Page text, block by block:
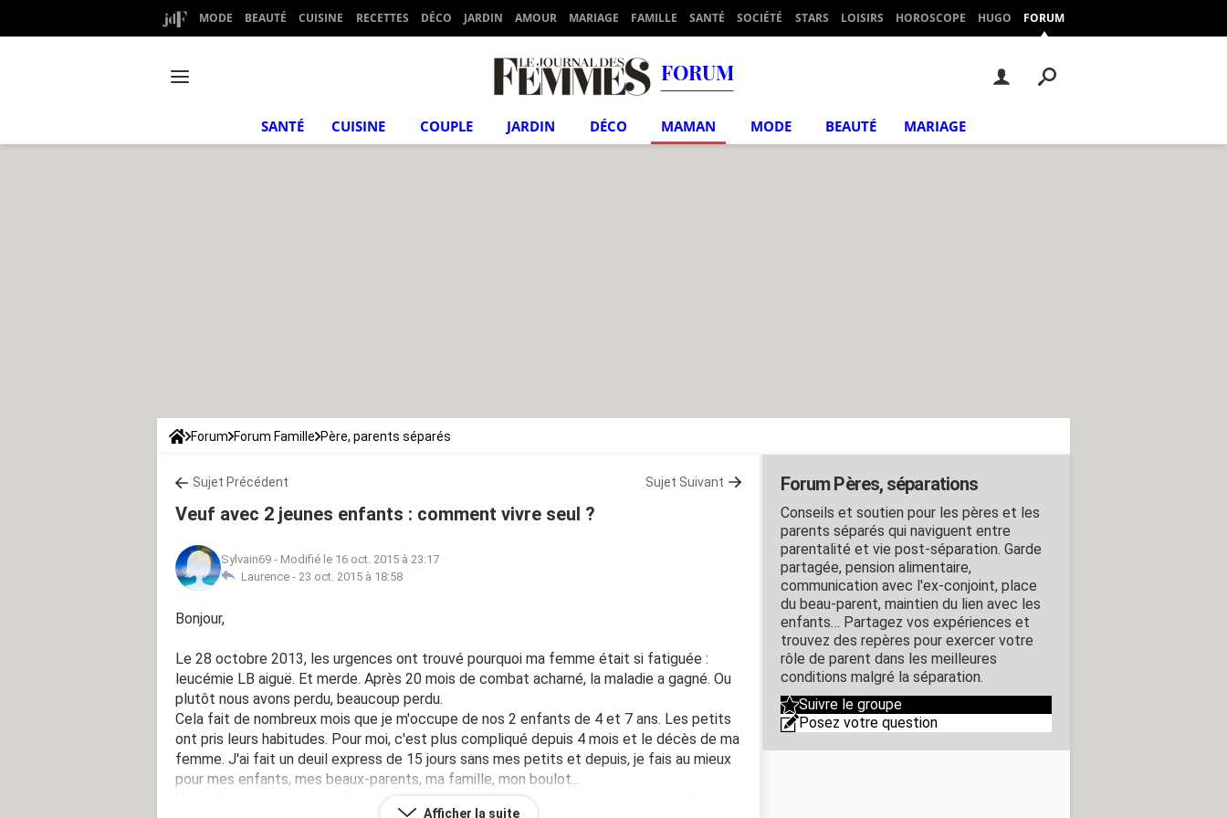
MODE BEAUTÉ CUISINE RECETTES DÉCO JARDIN AMOUR MARIAGE FAMILLE SANTÉ SOCIÉTÉ STARS LOISIRS HOROSCOPE HUGO FORUM
FORUM
SANTÉ CUISINE COUPLE JARDIN DÉCO MAMAN MODE BEAUTÉ MARIAGE
Forum Forum Famille Père, parents séparés
Sujet Précédent Sujet Suivant
Veuf avec 2 jeunes enfants : comment vivre seul ?
Sylvain69 - Modifié le 16 oct. 2015 à 23:17
Laurence - 23 oct. 2015 à 18:58
Bonjour,
Le 28 octobre 2013, les urgences ont trouvé pourquoi ma femme était si fatiguée :
leucémie LB aiguë. Et merde. Après 20 mois de combat acharné, la maladie a gagné. Ou
plutôt nous avons perdu, beaucoup perdu.
Cela fait de nombreux mois que je m'occupe de nos 2 enfants de 4 et 7 ans. Les petits
ont pris leurs habitudes. Pour moi, c'est plus compliqué depuis 4 mois et le décès de ma
femme. J'ai fait un deuil express de 15 jours sans mes petits et depuis, je fais au mieux
pour mes enfants, mes beaux-parents, ma famille, mon boulot...
Vu de l'extérieur, ça va, je donne le change mais à la maison, je suis très/trop sévère
Afficher la suite
Forum Pères, séparations
Conseils et soutien pour les pères et les
parents séparés qui naviguent entre
parentalité et vie post-séparation. Garde
partagée, pension alimentaire,
communication avec l'ex-conjoint, place
du beau-parent, maintien du lien avec les
enfants… Partagez vos expériences et
trouvez des repères pour exercer votre
rôle de parent dans les meilleures
conditions malgré la séparation.
Suivre le groupe
Posez votre question